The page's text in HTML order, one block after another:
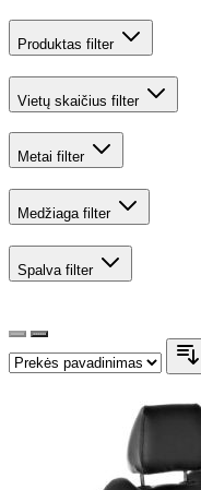
Produktas filter
Vietų skaičius filter
Metai filter
Medžiaga filter
Spalva filter